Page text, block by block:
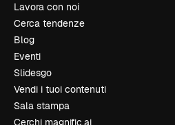
Lavora con noi
Cerca tendenze
Blog
Eventi
Slidesgo
Vendi i tuoi contenuti
Sala stampa
Cerchi magnific.ai